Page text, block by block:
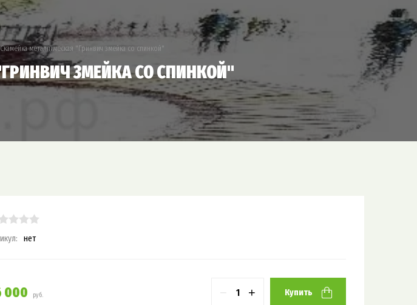
Скамейка металлическая "Гринвич змейка со спинкой"
ЗМЕЙКА СО СПИНКОЙ"
нет
000 руб. − + Купить